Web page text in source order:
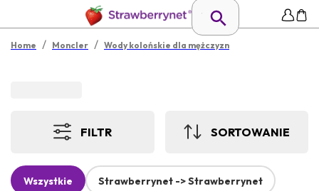
Home / Moncler / Wody kolońskie dla mężczyzn
FILTR SORTOWANIE
Wszystkie Strawberrynet -> Strawberrynet